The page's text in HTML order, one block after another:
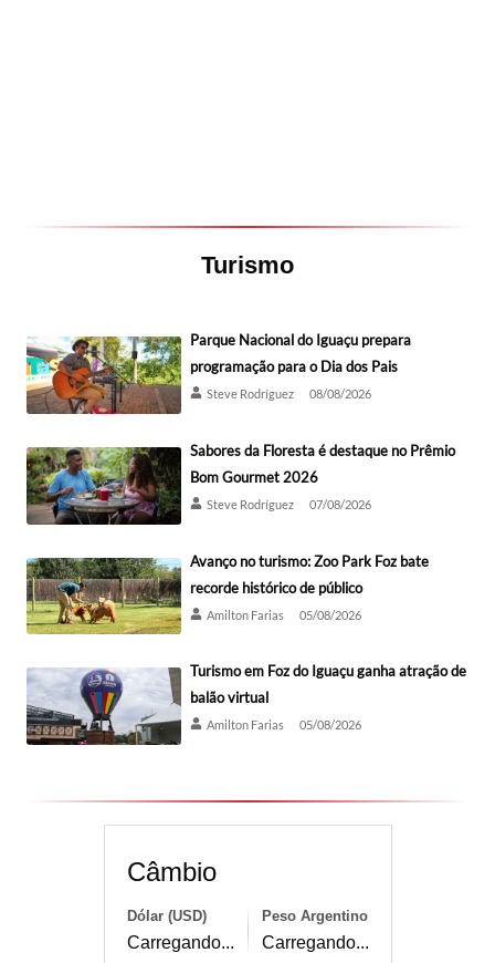
Turismo
Parque Nacional do Iguaçu prepara
programação para o Dia dos Pais
Steve Rodríguez 08/08/2026
Sabores da Floresta é destaque no Prêmio
Bom Gourmet 2026
Steve Rodríguez 07/08/2026
Avanço no turismo: Zoo Park Foz bate
recorde histórico de público
Amilton Farias 05/08/2026
Turismo em Foz do Iguaçu ganha atração de
balão virtual
Amilton Farias 05/08/2026
Câmbio
Dólar (USD)
Carregando...
Peso Argentino
Carregando...